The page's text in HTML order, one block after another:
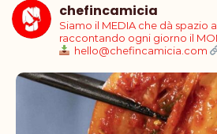
chefincamicia
Siamo il MEDIA che dà spazio
raccontando ogni giorno il
hello@chefincamicia.com